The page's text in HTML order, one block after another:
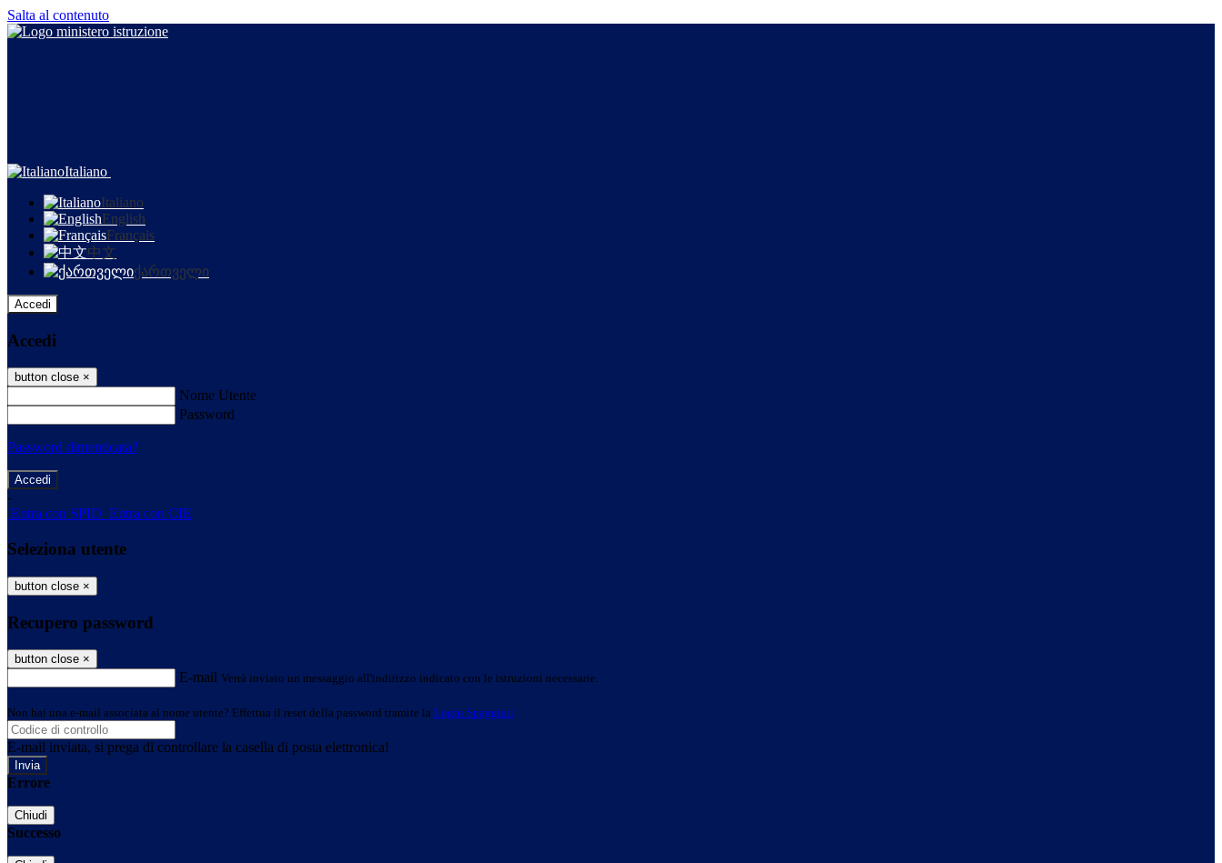
Salta al contenuto
Italiano
Italiano
English
Français
中文
ქართველი
Accedi
Accedi
button close ×
Nome Utente
Password
Password dimenticata?
-
Entra con SPID Entra con CIE
Seleziona utente
button close ×
Recupero password
button close ×
E-mail Verrà inviato un messaggio all'indirizzo indicato con le istruzioni necessarie.
Non hai una e-mail associata al nome utente? Effettua il reset della password tramite la Login Spaggiari
E-mail inviata, si prega di controllare la casella di posta elettronica!
Errore
Chiudi
Successo